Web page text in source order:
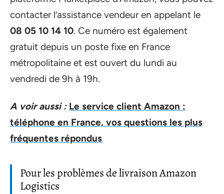
contacter l’assistance vendeur en appelant le
08 05 10 14 10. Ce numéro est également
gratuit depuis un poste fixe en France
métropolitaine et est ouvert du lundi au
vendredi de 9h à 19h.
A voir aussi : Le service client Amazon :
téléphone en France, vos questions les plus
fréquentes répondus
Pour les problèmes de livraison Amazon
Logistics